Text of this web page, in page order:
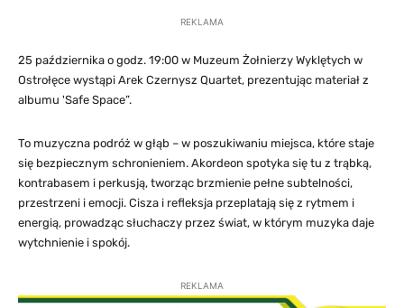
REKLAMA
25 października o godz. 19:00 w Muzeum Żołnierzy Wyklętych w
Ostrołęce wystąpi Arek Czernysz Quartet, prezentując materiał z
albumu 'Safe Space”.
To muzyczna podróż w głąb – w poszukiwaniu miejsca, które staje
się bezpiecznym schronieniem. Akordeon spotyka się tu z trąbką,
kontrabasem i perkusją, tworząc brzmienie pełne subtelności,
przestrzeni i emocji. Cisza i refleksja przeplatają się z rytmem i
energią, prowadząc słuchaczy przez świat, w którym muzyka daje
wytchnienie i spokój.
REKLAMA